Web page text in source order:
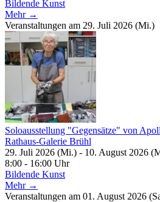
Bildende Kunst
Mehr →
Veranstaltungen am 29. Juli 2026 (Mi.)
Soloausstellung "Gegensätze" von
Rathaus-Galerie Brühl
29. Juli 2026 (Mi.) - 10. August 2026
8:00 - 16:00 Uhr
Bildende Kunst
Mehr →
Veranstaltungen am 01. August 2026